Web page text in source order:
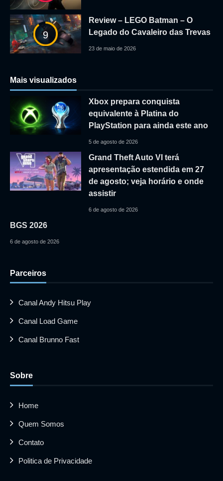
9
Review – LEGO Batman – O
Legado do Cavaleiro das Trevas
23 de maio de 2026
Mais visualizados
Xbox prepara conquista
equivalente à Platina do
PlayStation para ainda este ano
5 de agosto de 2026
Grand Theft Auto VI terá
apresentação estendida em 27
de agosto; veja horário e onde
assistir
6 de agosto de 2026
BGS 2026
6 de agosto de 2026
Parceiros
Canal Andy Hitsu Play
Canal Load Game
Canal Brunno Fast
Sobre
Home
Quem Somos
Contato
Politica de Privacidade